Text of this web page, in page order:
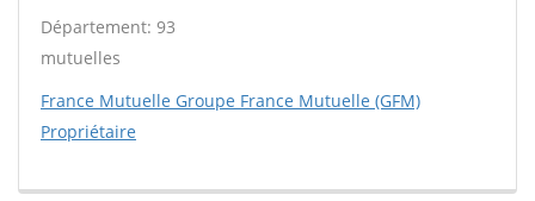
Département: 93
mutuelles
France Mutuelle Groupe France Mutuelle (GFM)
Propriétaire